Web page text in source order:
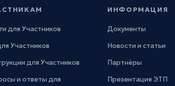
для Участников
Участников
для Участников
и ответы для
ИНФОРМАЦИЯ
Документы
Новости и статьи
Партнёры
Презентация ЭТП